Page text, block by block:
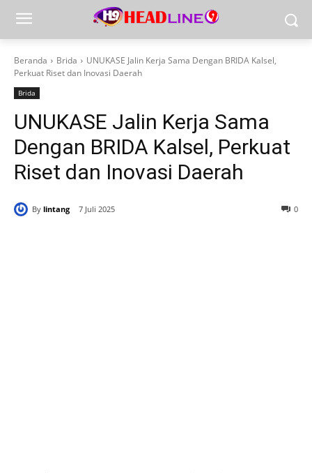
Beranda Brida
UNUKASE Jalin Kerja Sama Dengan BRIDA Kalsel,
Perkuat Riset dan Inovasi Daerah
Brida
UNUKASE Jalin Kerja Sama
Dengan BRIDA Kalsel, Perkuat
Riset dan Inovasi Daerah
By lintang 7 Juli 2025 0